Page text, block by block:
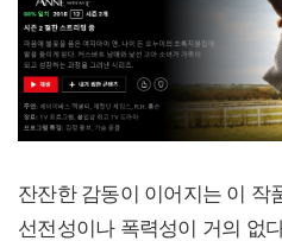
잔잔한 감동이 이어지는 이 작
선전성이나 폭력성이 거의 없